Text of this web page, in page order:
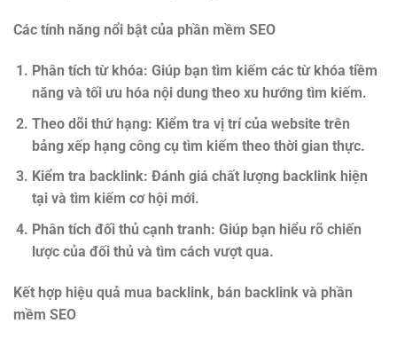
Các tính năng nổi bật của phần mềm SEO
Phân tích từ khóa: Giúp bạn tìm kiếm các từ khóa tiềm
năng và tối ưu hóa nội dung theo xu hướng tìm kiếm.
Theo dõi thứ hạng: Kiểm tra vị trí của website trên
bảng xếp hạng công cụ tìm kiếm theo thời gian thực.
Kiểm tra backlink: Đánh giá chất lượng backlink hiện
tại và tìm kiếm cơ hội mới.
Phân tích đối thủ cạnh tranh: Giúp bạn hiểu rõ chiến
lược của đối thủ và tìm cách vượt qua.
Kết hợp hiệu quả mua backlink, bán backlink và phần
mềm SEO